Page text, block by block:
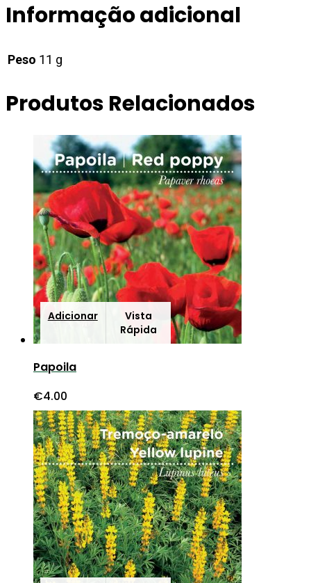
Informação adicional
Peso 11 g
Produtos Relacionados
Adicionar
Vista
Rápida
Papoila
€4.00